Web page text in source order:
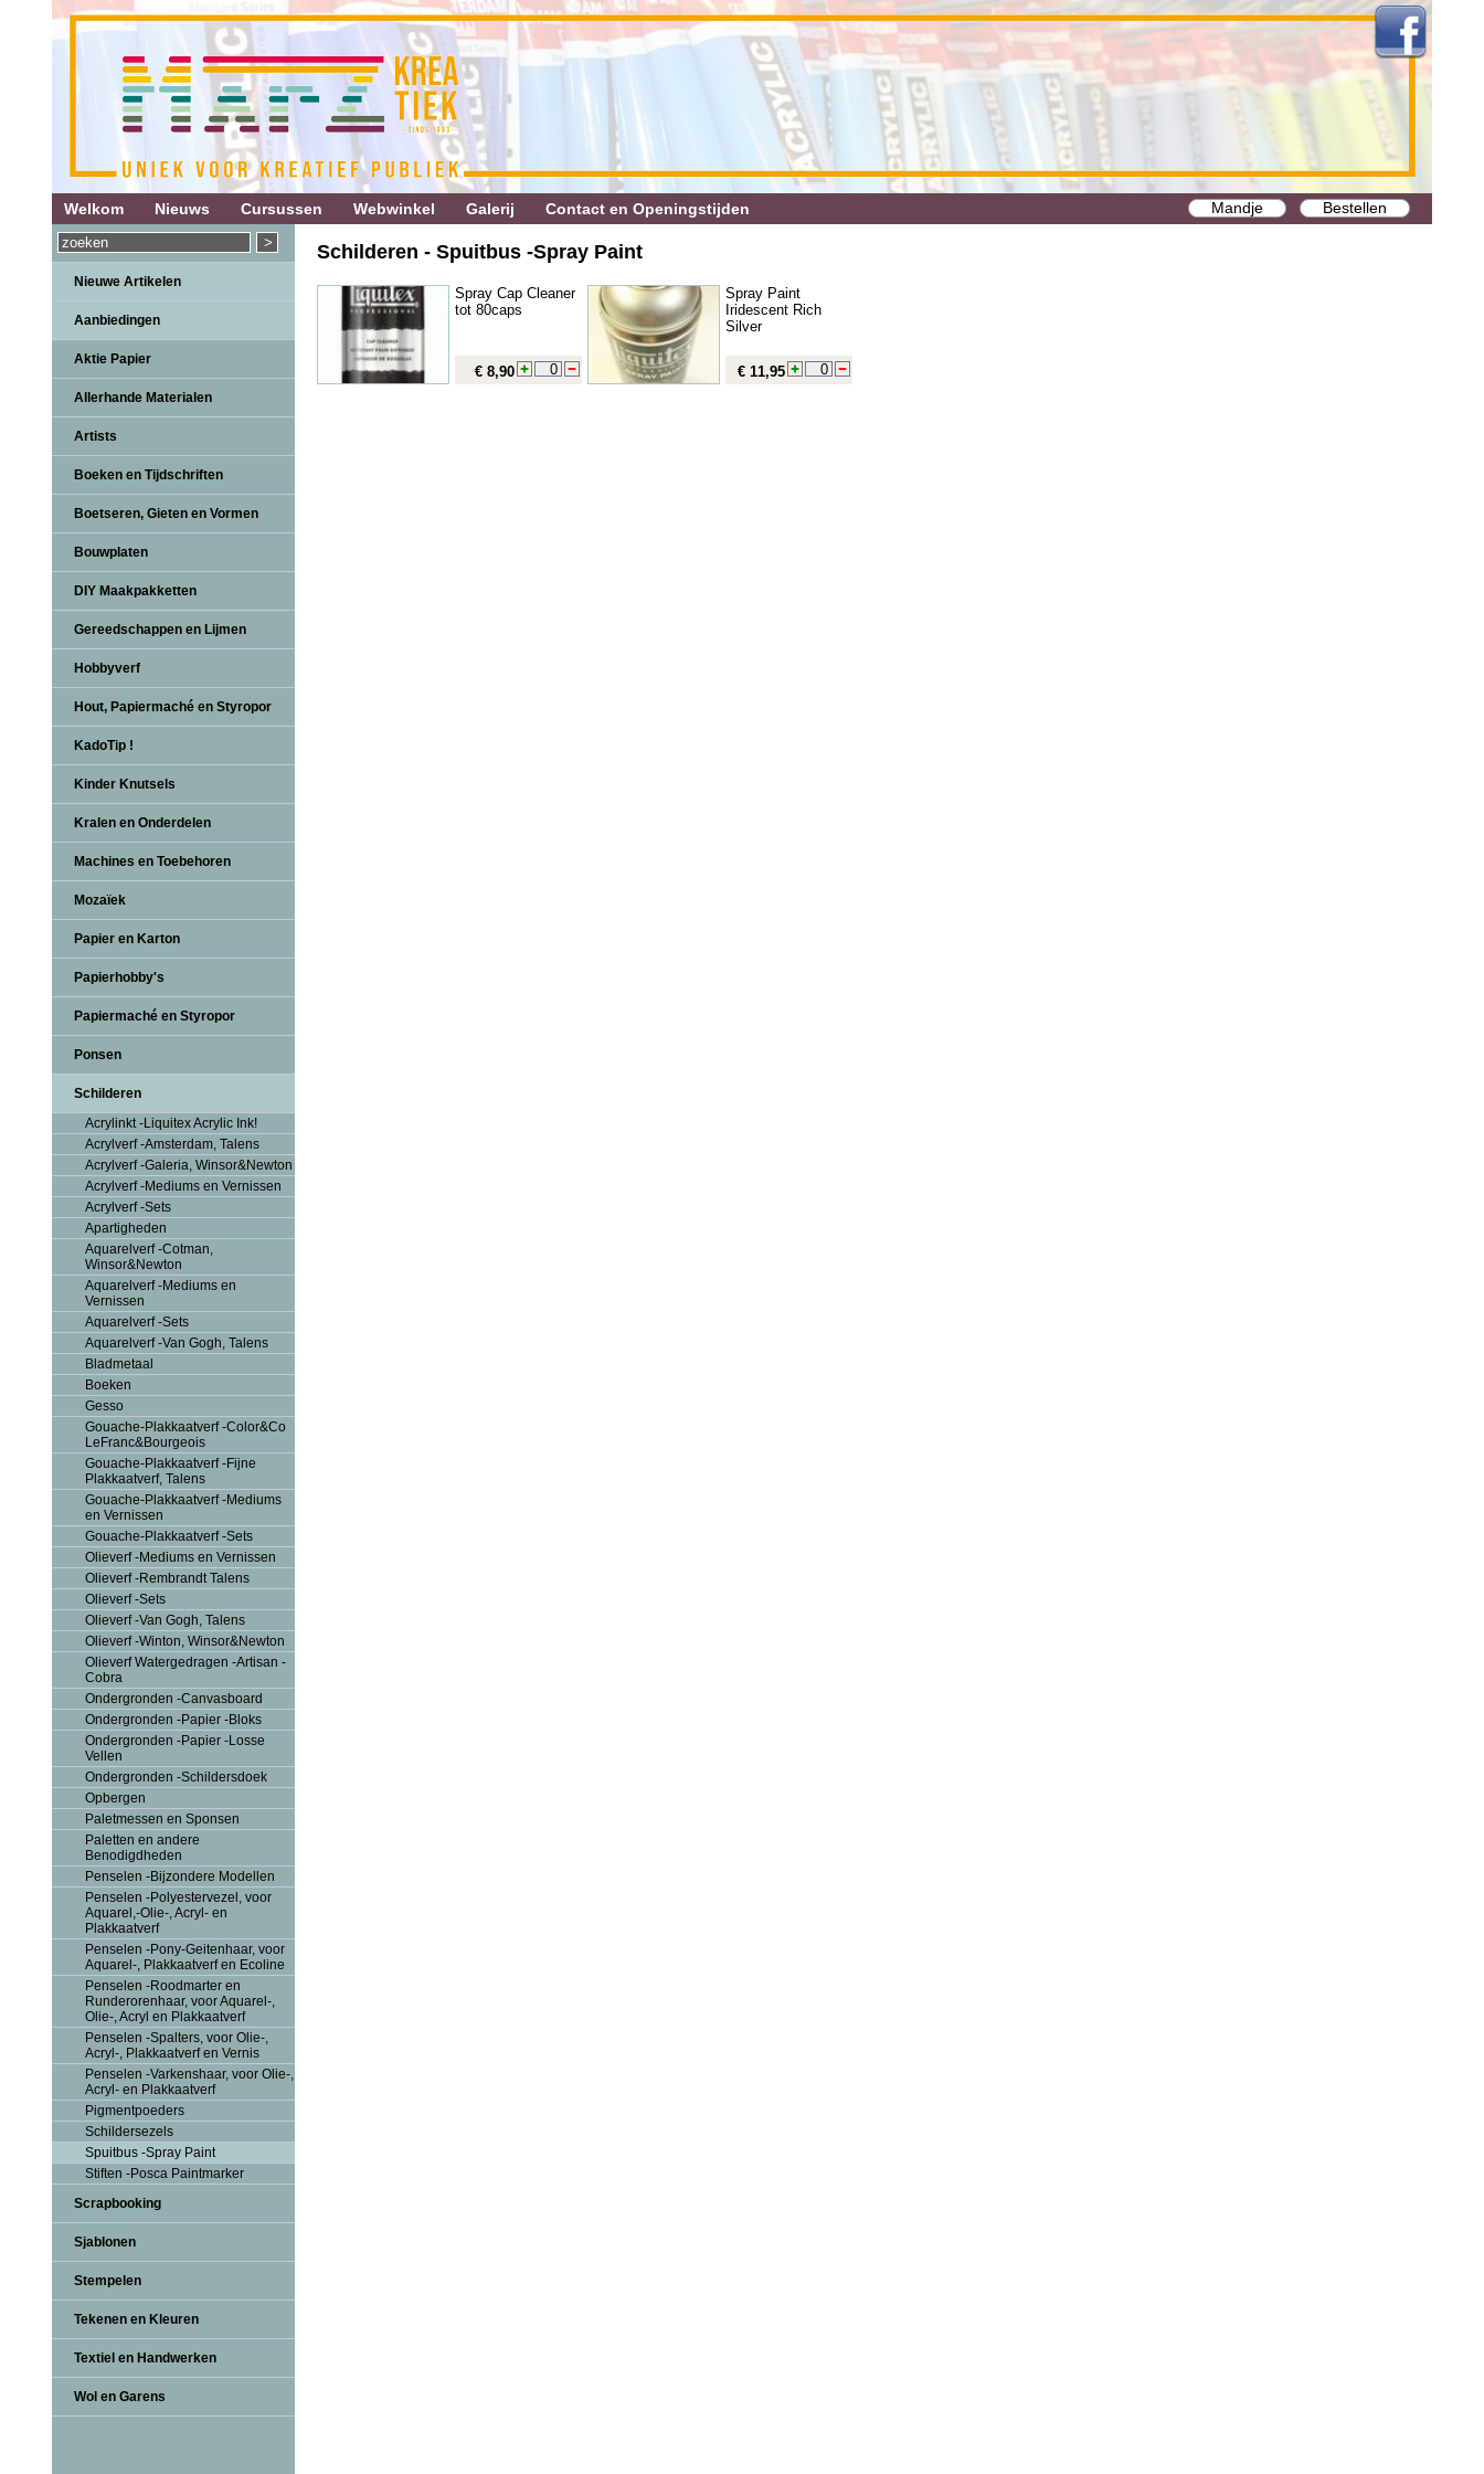
Welkom Nieuws Cursussen Webwinkel Galerij Contact en Openingstijden Mandje Bestellen
Nieuwe Artikelen
Aanbiedingen
Aktie Papier
Allerhande Materialen
Artists
Boeken en Tijdschriften
Boetseren, Gieten en Vormen
Bouwplaten
DIY Maakpakketten
Gereedschappen en Lijmen
Hobbyverf
Hout, Papiermaché en Styropor
KadoTip !
Kinder Knutsels
Kralen en Onderdelen
Machines en Toebehoren
Mozaïek
Papier en Karton
Papierhobby's
Papiermaché en Styropor
Ponsen
Schilderen
Acrylinkt -Liquitex Acrylic Ink!
Acrylverf -Amsterdam, Talens
Acrylverf -Galeria, Winsor&Newton
Acrylverf -Mediums en Vernissen
Acrylverf -Sets
Apartigheden
Aquarelverf -Cotman,
Winsor&Newton
Aquarelverf -Mediums en
Vernissen
Aquarelverf -Sets
Aquarelverf -Van Gogh, Talens
Bladmetaal
Boeken
Gesso
Gouache-Plakkaatverf -Color&Co
LeFranc&Bourgeois
Gouache-Plakkaatverf -Fijne
Plakkaatverf, Talens
Gouache-Plakkaatverf -Mediums
en Vernissen
Gouache-Plakkaatverf -Sets
Olieverf -Mediums en Vernissen
Olieverf -Rembrandt Talens
Olieverf -Sets
Olieverf -Van Gogh, Talens
Olieverf -Winton, Winsor&Newton
Olieverf Watergedragen -Artisan -
Cobra
Ondergronden -Canvasboard
Ondergronden -Papier -Bloks
Ondergronden -Papier -Losse
Vellen
Ondergronden -Schildersdoek
Opbergen
Paletmessen en Sponsen
Paletten en andere
Benodigdheden
Penselen -Bijzondere Modellen
Penselen -Polyestervezel, voor
Aquarel,-Olie-, Acryl- en
Plakkaatverf
Penselen -Pony-Geitenhaar, voor
Aquarel-, Plakkaatverf en Ecoline
Penselen -Roodmarter en
Runderorenhaar, voor Aquarel-,
Olie-, Acryl en Plakkaatverf
Penselen -Spalters, voor Olie-,
Acryl-, Plakkaatverf en Vernis
Penselen -Varkenshaar, voor Olie-,
Acryl- en Plakkaatverf
Pigmentpoeders
Schildersezels
Spuitbus -Spray Paint
Stiften -Posca Paintmarker
Scrapbooking
Sjablonen
Stempelen
Tekenen en Kleuren
Textiel en Handwerken
Wol en Garens
Schilderen - Spuitbus ‐Spray Paint
Spray Cap Cleaner
tot 80caps
€ 8,90
Spray Paint
Iridescent Rich
Silver
€ 11,95